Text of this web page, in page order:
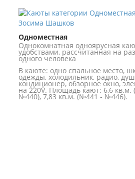
Одноместная
Однокомнатная одноярусная
удобствами, рассчитанная на
одного человека
В каюте: одно спальное место,
одежды, холодильник, радио,
кондиционер, обзорное окно,
на 220V. Площадь кают: 6,6 кв.м.
№440), 7,83 кв.м. (№441 - №446).